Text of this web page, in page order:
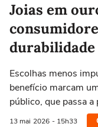
Joias em
Escolhas menos
benefício marcam
público, que passa
13 mai 2026 - 15h33